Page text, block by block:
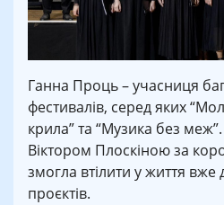
Ганна Проць – учасниця
фестивалів, серед яких
крила” та “Музика без
Віктором Плоскіною за
змогла втілити у життя
проєктів.